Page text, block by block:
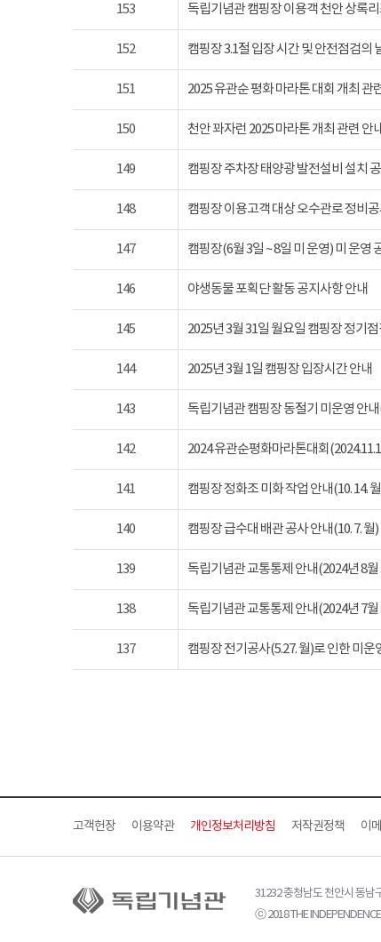
153 독립기념관 캠핑장 이용객 천안 상록
152 캠핑장 3.1절 입장 시간 및 안전점검의
151 2025 유관순 평화 마라톤 대회 개최 관
150 천안 꽈자런 2025 마라톤 개최 관련 안
149 캠핑장 주차장 태양광 발전설비 설치
148 캠핑장 이용고객 대상 오수관로 정비
147 캠핑장(6월 3일 ~ 8일 미 운영) 미 운영
146 야생동물 포획단 활동 공지사항 안내
145 2025년 3월 31일 월요일 캠핑장 정기
144 2025년 3월 1일 캠핑장 입장시간 안내
143 독립기념관 캠핑장 동절기 미운영 안
142 2024 유관순평화마라톤대회
141 캠핑장 정화조 미화 작업 안내(10. 14.
140 캠핑장 급수대 배관 공사 안내(10. 7. 월)
139 독립기념관 교통통제 안내(2024년 8월
138 독립기념관 교통통제 안내(2024년 7월
137 캠핑장 전기공사(5.27. 월)로 인한 미운
고객헌장 이용약관 개인정보처리방침 저작권정책 이
31232 충청남도 천안시 동남
ⓒ 2018 THE